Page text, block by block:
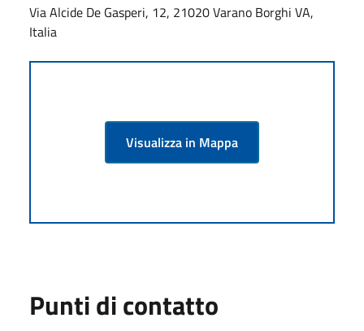
Via Alcide De Gasperi, 12, 21020 Varano Borghi VA,
Italia
Visualizza in Mappa
Punti di contatto